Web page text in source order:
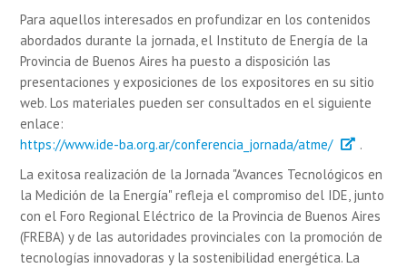
Para aquellos interesados en profundizar en los contenidos
abordados durante la jornada, el Instituto de Energía de la
Provincia de Buenos Aires ha puesto a disposición las
presentaciones y exposiciones de los expositores en su sitio
web. Los materiales pueden ser consultados en el siguiente
enlace:
https://www.ide-ba.org.ar/conferencia_jornada/atme/
.
La exitosa realización de la Jornada "Avances Tecnológicos en
la Medición de la Energía" refleja el compromiso del IDE, junto
con el Foro Regional Eléctrico de la Provincia de Buenos Aires
(FREBA) y de las autoridades provinciales con la promoción de
tecnologías innovadoras y la sostenibilidad energética. La